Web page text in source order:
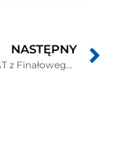
NASTĘPNY
KOMUNIKAT z Finałowego Turnieju Piłki Nożnej Halowej Gminy Puck na 2015 rok